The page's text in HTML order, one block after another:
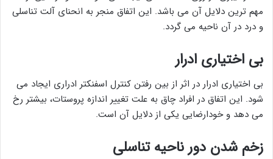
مهم ترین دلایل آن می باشد. این اتفاق منجر به انحنای آلت تناسلی
و درد در آن ناحیه می گردد.
بی اختیاری ادرار
بی اختیاری ادرار در اثر از بین رفتن کنترل اسفنکتر ادراری ایجاد می
شود. این اتفاق در افراد چاق به علت تغییر اندازه پروستات، بیشتر رخ
می دهد و خودارضایی یکی از دلایل آن است.
زخم شدن دور ناحیه تناسلی